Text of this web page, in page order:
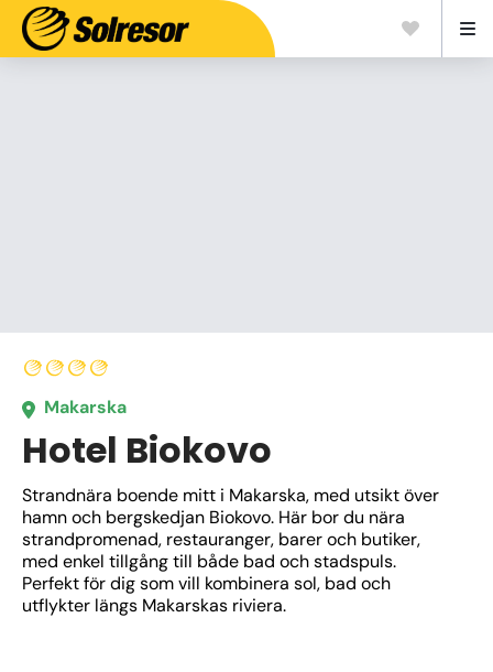
Makarska
Hotel Biokovo
Strandnära boende mitt i Makarska, med utsikt över
hamn och bergskedjan Biokovo. Här bor du nära
strandpromenad, restauranger, barer och butiker,
med enkel tillgång till både bad och stadspuls.
Perfekt för dig som vill kombinera sol, bad och
utflykter längs Makarskas riviera.